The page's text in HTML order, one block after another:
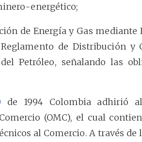
energético;
de Energía y Gas mediante
de Distribución y
Petróleo, señalando las
de 1994 Colombia adhirió
(OMC), el cual
al Comercio. A través de